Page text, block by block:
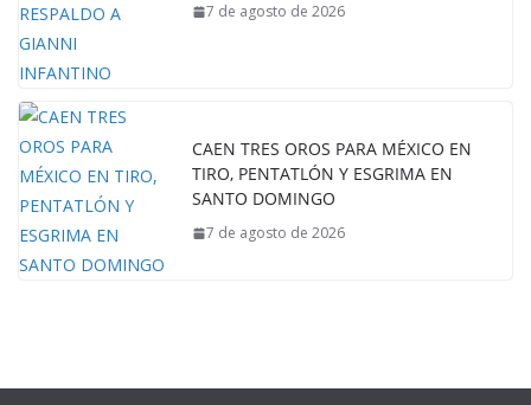
7 de agosto de 2026
CAEN TRES OROS PARA MÉXICO EN
TIRO, PENTATLÓN Y ESGRIMA EN
SANTO DOMINGO
7 de agosto de 2026